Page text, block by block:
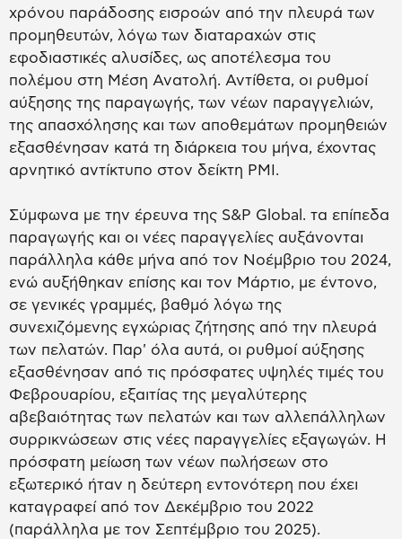
χρόνου παράδοσης εισροών από την πλευρά των
προμηθευτών, λόγω των διαταραχών στις
εφοδιαστικές αλυσίδες, ως αποτέλεσμα του
πολέμου στη Μέση Ανατολή. Αντίθετα, οι ρυθμοί
αύξησης της παραγωγής, των νέων παραγγελιών,
της απασχόλησης και των αποθεμάτων προμηθειών
εξασθένησαν κατά τη διάρκεια του μήνα, έχοντας
αρνητικό αντίκτυπο στον δείκτη PMI.
Σύμφωνα με την έρευνα της S&P Global. τα επίπεδα
παραγωγής και οι νέες παραγγελίες αυξάνονται
παράλληλα κάθε μήνα από τον Νοέμβριο του 2024,
ενώ αυξήθηκαν επίσης και τον Μάρτιο, με έντονο,
σε γενικές γραμμές, βαθμό λόγω της
συνεχιζόμενης εγχώριας ζήτησης από την πλευρά
των πελατών. Παρ' όλα αυτά, οι ρυθμοί αύξησης
εξασθένησαν από τις πρόσφατες υψηλές τιμές του
Φεβρουαρίου, εξαιτίας της μεγαλύτερης
αβεβαιότητας των πελατών και των αλλεπάλληλων
συρρικνώσεων στις νέες παραγγελίες εξαγωγών. Η
πρόσφατη μείωση των νέων πωλήσεων στο
εξωτερικό ήταν η δεύτερη εντονότερη που έχει
καταγραφεί από τον Δεκέμβριο του 2022
(παράλληλα με τον Σεπτέμβριο του 2025).